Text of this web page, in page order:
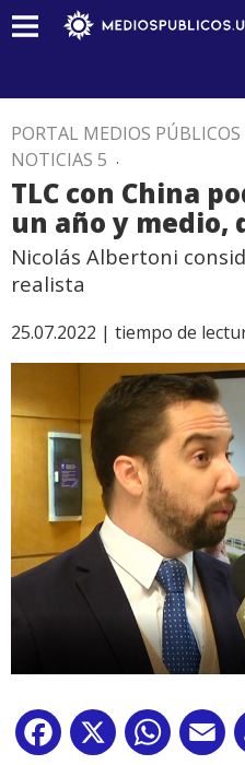
PORTAL MEDIOS PÚBLICOS
NOTICIAS 5 .
TLC con China
un año y medio,
Nicolás Albertoni
realista
25.07.2022 | tiempo de
Facebook
X